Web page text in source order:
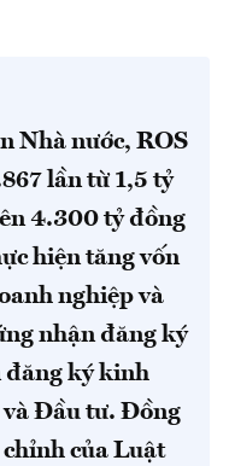
Nhà nước, ROS
lần từ 1,5 tỷ
4.300 tỷ đồng
hiện tăng vốn
nghiệp và
nhận đăng ký
đăng ký kinh
và Đầu tư. Đồng
của Luật